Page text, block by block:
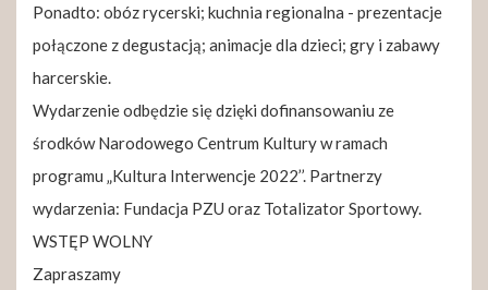
Ponadto: obóz rycerski; kuchnia regionalna - prezentacje
połączone z degustacją; animacje dla dzieci; gry i zabawy
harcerskie.
Wydarzenie odbędzie się dzięki dofinansowaniu ze
środków Narodowego Centrum Kultury w ramach
programu „Kultura Interwencje 2022’’. Partnerzy
wydarzenia: Fundacja PZU oraz Totalizator Sportowy.
WSTĘP WOLNY
Zapraszamy